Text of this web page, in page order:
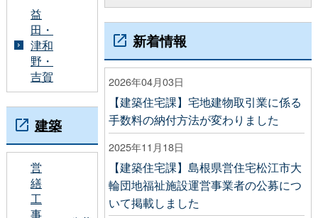
新着情報
2026年04月03日
【建築住宅課】宅地建物取引業に係る
手数料の納付方法が変わりました
2025年11月18日
【建築住宅課】島根県営住宅松江市大
輪団地福祉施設運営事業者の公募につ
いて掲載しました
益
田・
津和
野・
吉賀
建築
営
繕
工
事